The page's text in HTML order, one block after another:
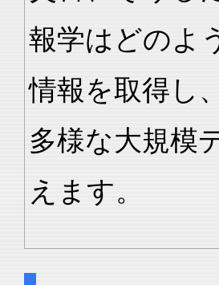
報学はどのよ
情報を取得し
多様な大規模
えます。